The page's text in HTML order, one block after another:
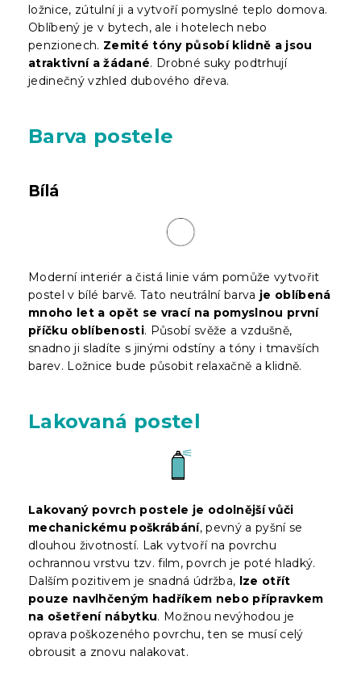
ložnice, zútulní ji a vytvoří pomyslné teplo domova.
Oblíbený je v bytech, ale i hotelech nebo
penzionech. Zemité tóny působí klidně a jsou
atraktivní a žádané. Drobné suky podtrhují
jedinečný vzhled dubového dřeva.
Barva postele
Bílá
Moderní interiér a čistá linie vám pomůže vytvořit
postel v bílé barvě. Tato neutrální barva je oblíbená
mnoho let a opět se vrací na pomyslnou první
příčku oblíbenosti. Působí svěže a vzdušně,
snadno ji sladíte s jinými odstíny a tóny i tmavších
barev. Ložnice bude působit relaxačně a klidně.
Lakovaná postel
Lakovaný povrch postele je odolnější vůči
mechanickému poškrábání, pevný a pyšní se
dlouhou životností. Lak vytvoří na povrchu
ochrannou vrstvu tzv. film, povrch je poté hladký.
Dalším pozitivem je snadná údržba, lze otřít
pouze navlhčeným hadříkem nebo přípravkem
na ošetření nábytku. Možnou nevýhodou je
oprava poškozeného povrchu, ten se musí celý
obrousit a znovu nalakovat.